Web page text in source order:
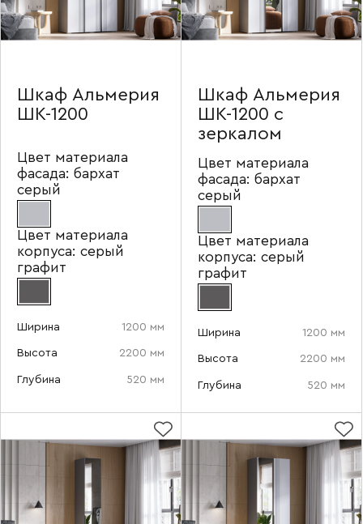
Шкаф Альмерия
ШК-1200
Цвет материала
фасада: бархат
серый
Цвет материала
корпуса: серый
графит
Ширина 1200 мм
Высота 2200 мм
Глубина 520 мм
Шкаф Альмерия
ШК-1200 с
зеркалом
Цвет материала
фасада: бархат
серый
Цвет материала
корпуса: серый
графит
Ширина 1200 мм
Высота 2200 мм
Глубина 520 мм
Ваше имя
Наименование организации
Прикрепите логотип
компании